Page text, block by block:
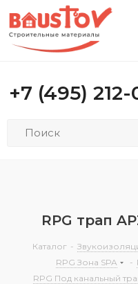
+7 (495) 212-
RPG трап
Каталог -
RPG Зона SPA
-
RPG Под канальный